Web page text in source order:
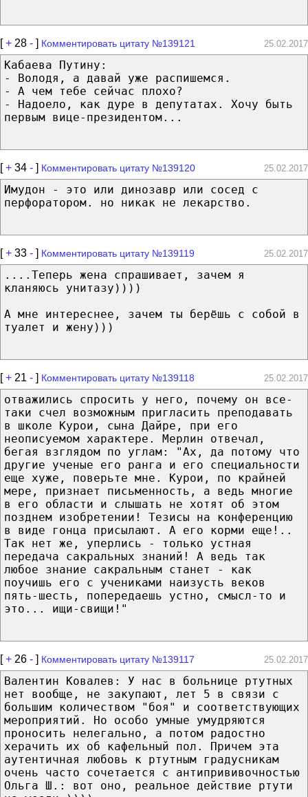
[+ 28 - ] Комментировать цитату №139121 25.02.2017
Кабаева Путину:
- Володя, а давай уже распишемся.
- А чем тебе сейчас плохо?
- Надоело, как дуре в депутатах. Хочу быть
первым вице-президентом...
[+ 34 - ] Комментировать цитату №139120 25.02.2017
Имудон - это или динозавр или сосед с
перфоратором. но никак не лекарство.
[+ 33 - ] Комментировать цитату №139119 25.02.2017
....Теперь жена спрашивает, зачем я
кланяюсь унитазу))))
А мне интереснее, зачем ты берёшь с собой в
туалет и жену)))
[+ 21 - ] Комментировать цитату №139118 25.02.2017
отважились спросить у него, почему он все-
таки счел возможным пригласить преподавать
в школе Курои, сына Дайре, при его
неописуемом характере. Мерлин отвечал,
бегая взглядом по углам: "Ах, да потому что
другие ученые его ранга и его специальности
еще хуже, поверьте мне. Курои, по крайней
мере, признает письменность, а ведь многие
в его области и слышать не хотят об этом
позднем изобретении! Тезисы на конференцию
в виде гонца присылают. А его корми еще!..
Так нет же, уперлись - только устная
передача сакральных знаний! А ведь так
любое знание сакральным станет - как
поучишь его с учениками наизусть веков
пять-шесть, попередаешь устно, смысл-то и
это... ищи-свищи!"
[+ 26 - ] Комментировать цитату №139117 25.02.2017
Валентин Ковалев: У нас в больнице ртутных
нет вообще, не закупают, лет 5 в связи с
большим количеством "боя" и соответствующих
мероприятий. Но особо умные умудряются
проносить нелегально, а потом радостно
херачить их об кафельный пол. Причем эта
аутентичная любовь к ртутным градусникам
очень часто сочетается с антипрививочностью
Ольга Ш.: вот оно, реальное действие ртути